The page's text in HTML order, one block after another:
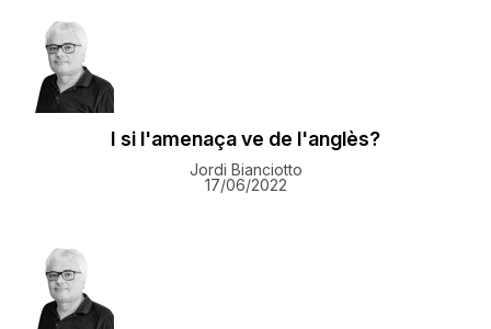
I si l'amenaça ve de l'anglès?
Jordi Bianciotto
17/06/2022